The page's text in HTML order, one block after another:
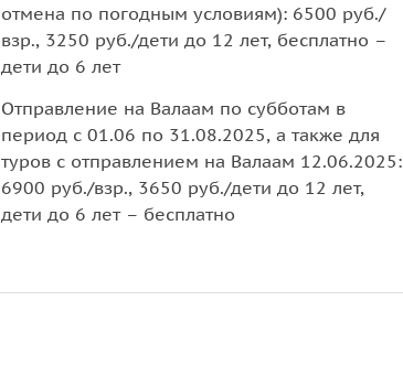
отмена по погодным условиям): 6500 руб./
взр., 3250 руб./дети до 12 лет, бесплатно –
дети до 6 лет
Отправление на Валаам по субботам в
период с 01.06 по 31.08.2025, а также для
туров с отправлением на Валаам 12.06.2025:
6900 руб./взр., 3650 руб./дети до 12 лет,
дети до 6 лет – бесплатно